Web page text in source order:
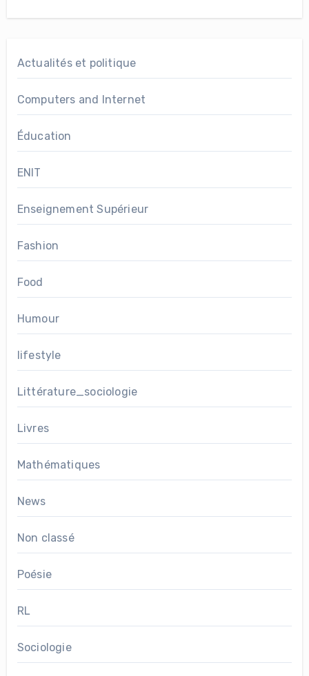
Actualités et politique
Computers and Internet
Éducation
ENIT
Enseignement Supérieur
Fashion
Food
Humour
lifestyle
Littérature_sociologie
Livres
Mathématiques
News
Non classé
Poésie
RL
Sociologie